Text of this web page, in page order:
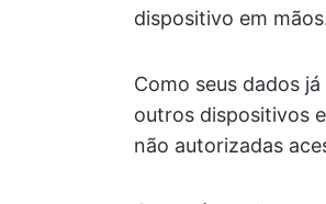
dispositivo em
Como seus dados
outros dispositivos
não autorizadas